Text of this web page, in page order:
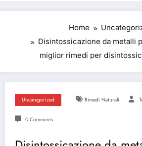
Home
Disintossicazione da metalli
miglior rimedi per
Uncategorized Rimedi Naturali
0 Comments